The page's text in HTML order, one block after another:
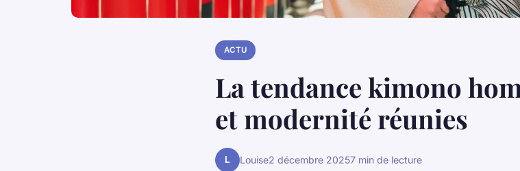
ACTU
La tendance kimono
et modernité réunies
L Louise2 décembre 20257 min de lecture